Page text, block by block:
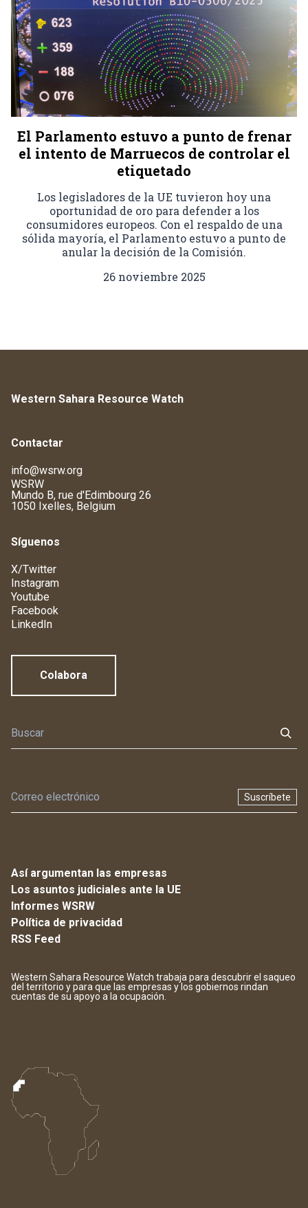
El Parlamento estuvo a punto de frenar
el intento de Marruecos de controlar el
etiquetado
Los legisladores de la UE tuvieron hoy una
oportunidad de oro para defender a los
consumidores europeos. Con el respaldo de una
sólida mayoría, el Parlamento estuvo a punto de
anular la decisión de la Comisión.
26 noviembre 2025
Western Sahara Resource Watch
Contactar
info@wsrw.org
WSRW
Mundo B, rue d'Edimbourg 26
1050 Ixelles, Belgium
Síguenos
X/Twitter
Instagram
Youtube
Facebook
LinkedIn
Colabora
Suscríbete
Así argumentan las empresas
Los asuntos judiciales ante la UE
Informes WSRW
Política de privacidad
RSS Feed
Western Sahara Resource Watch trabaja para descubrir el saqueo
del territorio y para que las empresas y los gobiernos rindan
cuentas de su apoyo a la ocupación.